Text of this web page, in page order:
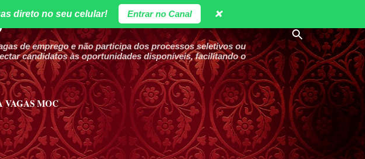
de emprego e não participa dos processos seletivos ou
candidatos às oportunidades disponíveis, facilitando o
direto no seu celular! Entrar no Canal ❌
VAGAS MOC